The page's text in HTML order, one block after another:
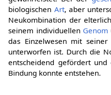
biologischen Art, aber
Neukombination der
seinem individuellen Genom
das Einzelwesen mit
unterworfen ist. Durch die
entscheidend gefördert
Bindung konnte entstehen.